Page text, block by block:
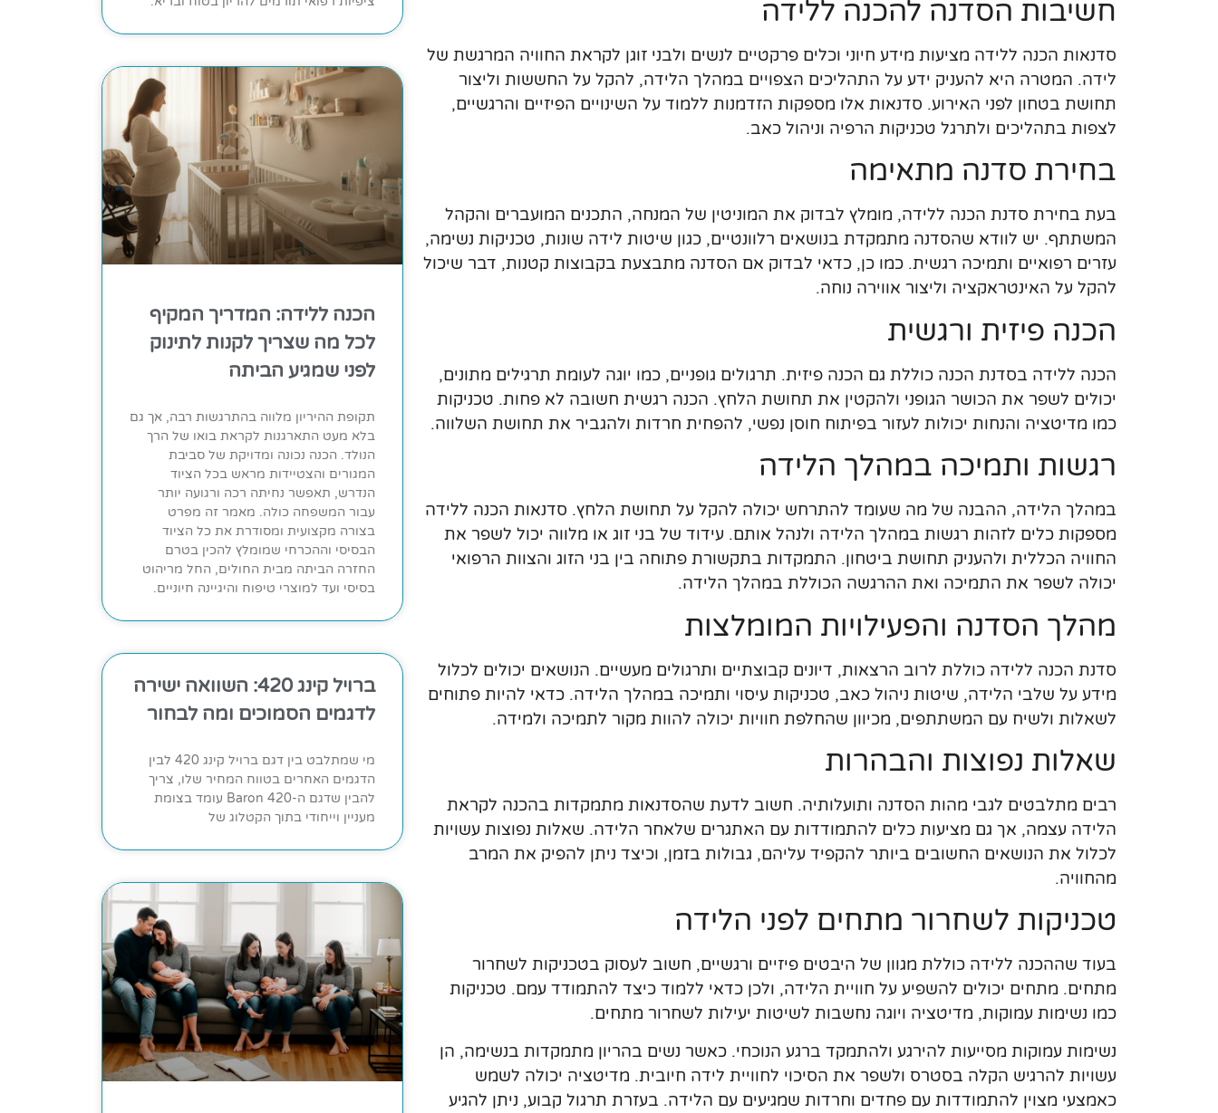
חשיבות הסדנה להכנה ללידה
סדנאות הכנה ללידה מציעות מידע חיוני וכלים פרקטיים לנשים ולבני זוגן לקראת החוויה המרגשת של
לידה. המטרה היא להעניק ידע על התהליכים הצפויים במהלך הלידה, להקל על החששות וליצור
תחושת בטחון לפני האירוע. סדנאות אלו מספקות הזדמנות ללמוד על השינויים הפיזיים והרגשיים,
לצפות בתהליכים ולתרגל טכניקות הרפיה וניהול כאב.
בחירת סדנה מתאימה
בעת בחירת סדנת הכנה ללידה, מומלץ לבדוק את המוניטין של המנחה, התכנים המועברים והקהל
המשתתף. יש לוודא שהסדנה מתמקדת בנושאים רלוונטיים, כגון שיטות לידה שונות, טכניקות נשימה,
עזרים רפואיים ותמיכה רגשית. כמו כן, כדאי לבדוק אם הסדנה מתבצעת בקבוצות קטנות, דבר שיכול
להקל על האינטראקציה וליצור אווירה נוחה.
הכנה פיזית ורגשית
הכנה ללידה בסדנת הכנה כוללת גם הכנה פיזית. תרגולים גופניים, כמו יוגה לעומת תרגילים מתונים,
יכולים לשפר את הכושר הגופני ולהקטין את תחושת הלחץ. הכנה רגשית חשובה לא פחות. טכניקות
כמו מדיטציה והנחות יכולות לעזור בפיתוח חוסן נפשי, להפחית חרדות ולהגביר את תחושת השלווה.
רגשות ותמיכה במהלך הלידה
במהלך הלידה, ההבנה של מה שעומד להתרחש יכולה להקל על תחושת הלחץ. סדנאות הכנה ללידה
מספקות כלים לזהות רגשות במהלך הלידה ולנהל אותם. עידוד של בני זוג או מלווה יכול לשפר את
החוויה הכללית ולהעניק תחושת ביטחון. התמקדות בתקשורת פתוחה בין בני הזוג והצוות הרפואי
יכולה לשפר את התמיכה ואת ההרגשה הכוללת במהלך הלידה.
מהלך הסדנה והפעילויות המומלצות
סדנת הכנה ללידה כוללת לרוב הרצאות, דיונים קבוצתיים ותרגולים מעשיים. הנושאים יכולים לכלול
מידע על שלבי הלידה, שיטות ניהול כאב, טכניקות עיסוי ותמיכה במהלך הלידה. כדאי להיות פתוחים
לשאלות ולשיח עם המשתתפים, מכיוון שהחלפת חוויות יכולה להוות מקור לתמיכה ולמידה.
שאלות נפוצות והבהרות
רבים מתלבטים לגבי מהות הסדנה ותועלותיה. חשוב לדעת שהסדנאות מתמקדות בהכנה לקראת
הלידה עצמה, אך גם מציעות כלים להתמודדות עם האתגרים שלאחר הלידה. שאלות נפוצות עשויות
לכלול את הנושאים החשובים ביותר להקפיד עליהם, גבולות בזמן, וכיצד ניתן להפיק את המרב
מהחוויה.
טכניקות לשחרור מתחים לפני הלידה
בעוד שההכנה ללידה כוללת מגוון של היבטים פיזיים ורגשיים, חשוב לעסוק בטכניקות לשחרור
מתחים. מתחים יכולים להשפיע על חוויית הלידה, ולכן כדאי ללמוד כיצד להתמודד עמם. טכניקות
כמו נשימות עמוקות, מדיטציה ויוגה נחשבות לשיטות יעילות לשחרור מתחים.
נשימות עמוקות מסייעות להירגע ולהתמקד ברגע הנוכחי. כאשר נשים בהריון מתמקדות בנשימה, הן
עשויות להרגיש הקלה בסטרס ולשפר את הסיכוי לחוויית לידה חיובית. מדיטציה יכולה לשמש
כאמצעי מצוין להתמודדות עם פחדים וחרדות שמגיעים עם הלידה. בעזרת תרגול קבוע, ניתן להגיע
הכנה ללידה: המדריך המקיף
לכל מה שצריך לקנות לתינוק
לפני שמגיע הביתה
תקופת ההיריון מלווה בהתרגשות רבה, אך גם
בלא מעט התארגנות לקראת בואו של הרך
הנולד. הכנה נכונה ומדויקת של סביבת
המגורים והצטיידות מראש בכל הציוד
הנדרש, תאפשר נחיתה רכה ורגועה יותר
עבור המשפחה כולה. מאמר זה מפרט
בצורה מקצועית ומסודרת את כל הציוד
הבסיסי וההכרחי שמומלץ להכין בטרם
החזרה הביתה מבית החולים, החל מריהוט
בסיסי ועד למוצרי טיפוח והיגיינה חיוניים.
ברויל קינג 420: השוואה ישירה
לדגמים הסמוכים ומה לבחור
מי שמתלבט בין דגם ברויל קינג 420 לבין
הדגמים האחרים בטווח המחיר שלו, צריך
להבין שדגם ה-Baron 420 עומד בצומת
מעניין וייחודי בתוך הקטלוג של